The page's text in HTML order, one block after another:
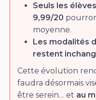
Seuls les
9,99/20
moyenne.
Les modalités
restent
Cette évolution
faudra désormais
être serein… et au